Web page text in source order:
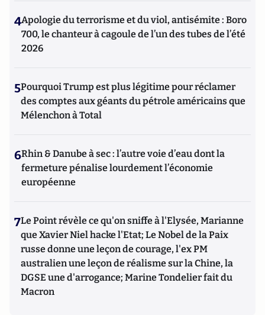
4Apologie du terrorisme et du viol, antisémite : Boro
700, le chanteur à cagoule de l’un des tubes de l’été
2026
5Pourquoi Trump est plus légitime pour réclamer
des comptes aux géants du pétrole américains que
Mélenchon à Total
6Rhin & Danube à sec : l’autre voie d’eau dont la
fermeture pénalise lourdement l’économie
européenne
7Le Point révèle ce qu'on sniffe à l'Elysée, Marianne
que Xavier Niel hacke l'Etat; Le Nobel de la Paix
russe donne une leçon de courage, l'ex PM
australien une leçon de réalisme sur la Chine, la
DGSE une d'arrogance; Marine Tondelier fait du
Macron